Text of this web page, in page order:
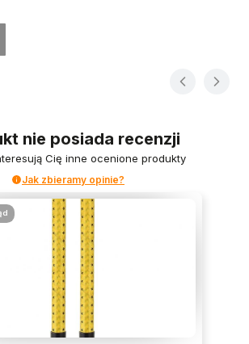
nie posiada recenzji
Cię inne ocenione produkty
Jak zbieramy opinie?